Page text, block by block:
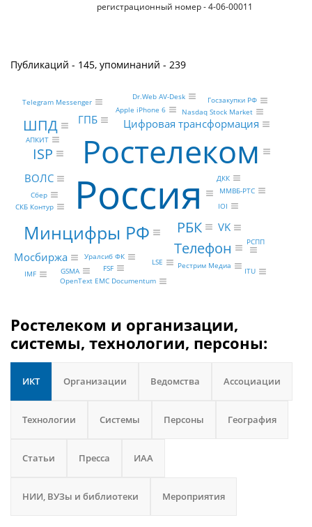
регистрационный номер - 4-06-00011
Публикаций - 145, упоминаний - 239
Россия
Ростелеком
Минцифры РФ
РБК
Телефон
ШПД
ISP
Цифровая трансформация
ВОЛС
Мосбиржа
VK
ГПБ
Сбер
Уралсиб ФК
СКБ Контур IOI
ММВБ-РТС
LSE
Nasdaq Stock Market
Рестрим Медиа
Apple iPhone 6
ДКК
IMF GSMA
Госзакупки РФ
Telegram Messenger
Dr.Web AV-Desk
OpenText EMC Documentum
FSF ITU
РСПП
АПКИТ
Ростелеком и организации,
системы, технологии, персоны:
ИКТ Организации Ведомства Ассоциации
Технологии Системы Персоны География
Статьи Пресса ИАА
НИИ, ВУЗы и библиотеки Мероприятия